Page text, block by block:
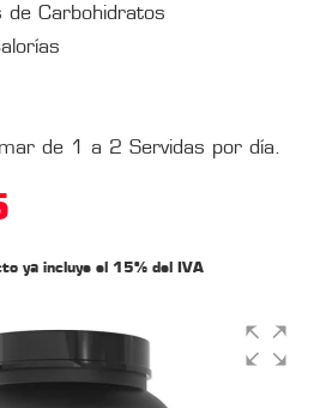
Carbohidratos
de 1 a 2 Servidas por día.
ya incluye el 15% del IVA